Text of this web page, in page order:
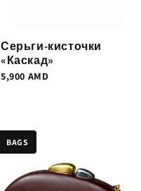
Серьги-кисточки
«Каскад»
5,900 AMD
BAGS